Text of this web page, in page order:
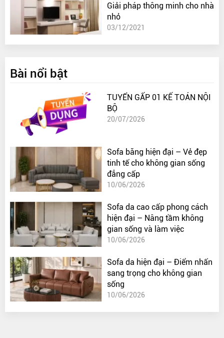
Giải pháp thông minh cho nhà
nhỏ
03/12/2021
Bài nổi bật
TUYỂN GẤP 01 KẾ TOÁN NỘI
BỘ
20/07/2026
Sofa băng hiện đại – Vẻ đẹp
tinh tế cho không gian sống
đẳng cấp
10/06/2026
Sofa da cao cấp phong cách
hiện đại – Nâng tầm không
gian sống và làm việc
10/06/2026
Sofa da hiện đại – Điểm nhấn
sang trọng cho không gian
sống
10/06/2026